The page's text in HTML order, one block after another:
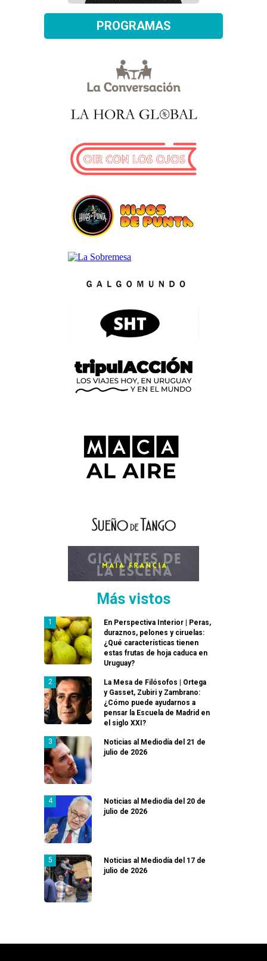
PROGRAMAS
Más vistos
En Perspectiva Interior | Peras,
duraznos, pelones y ciruelas:
¿Qué características tienen
estas frutas de hoja caduca en
Uruguay?
La Mesa de Filósofos | Ortega
y Gasset, Zubiri y Zambrano:
¿Cómo puede ayudarnos a
pensar la Escuela de Madrid en
el siglo XXI?
Noticias al Mediodía del 21 de
julio de 2026
Noticias al Mediodía del 20 de
julio de 2026
Noticias al Mediodía del 17 de
julio de 2026